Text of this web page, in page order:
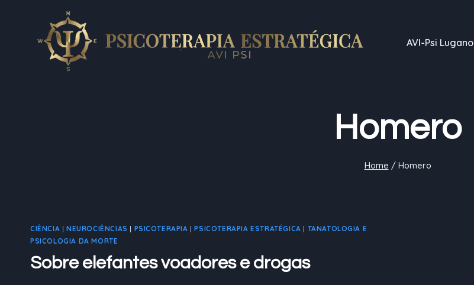
AVI-Psi Lugano
Homero
Home / Homero
CIÊNCIA | NEUROCIÊNCIAS | PSICOTERAPIA |PSICOTERAPIA ESTRATÉGICA | TANATOLOGIA E
PSICOLOGIA DA MORTE
Sobre elefantes voadores e drogas